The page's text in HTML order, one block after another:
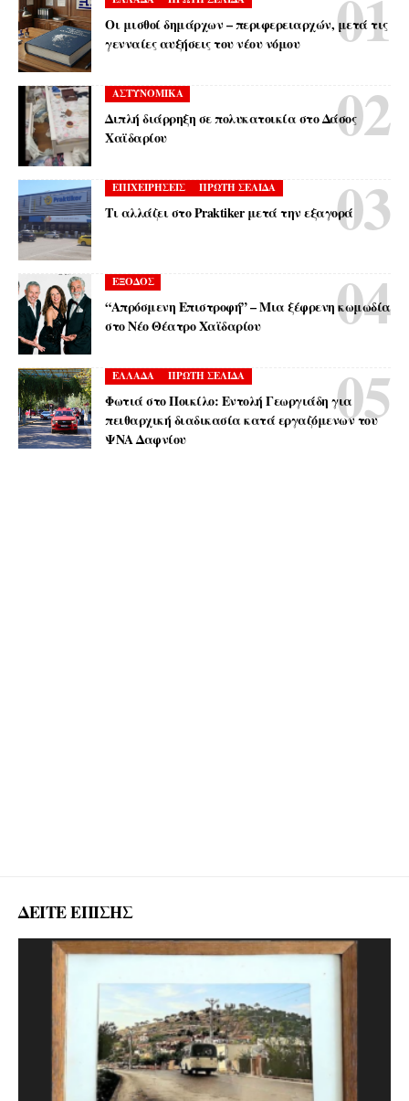
Οι μισθοί δημάρχων – περιφερειαρχών, μετά τις
γενναίες αυξήσεις του νέου νόμου
ΑΣΤΥΝΟΜΙΚΑ
Διπλή διάρρηξη σε πολυκατοικία στο Δάσος
Χαϊδαρίου
ΕΠΙΧΕΙΡΗΣΕΙΣ ΠΡΩΤΗ ΣΕΛΙΔΑ
Τι αλλάζει στο Praktiker μετά την εξαγορά
ΕΞΟΔΟΣ
“Απρόσμενη Επιστροφή” – Μια ξέφρενη κωμωδία
στο Νέο Θέατρο Χαϊδαρίου
ΕΛΛΑΔΑ ΠΡΩΤΗ ΣΕΛΙΔΑ
Φωτιά στο Ποικίλο: Εντολή Γεωργιάδη για
πειθαρχική διαδικασία κατά εργαζόμενων του
ΨΝΑ Δαφνίου
ΔΕΙΤΕ ΕΠΙΣΗΣ